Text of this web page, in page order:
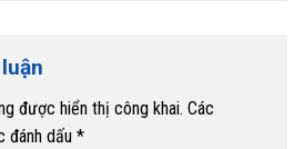
được hiển thị công khai. Các
đánh dấu *